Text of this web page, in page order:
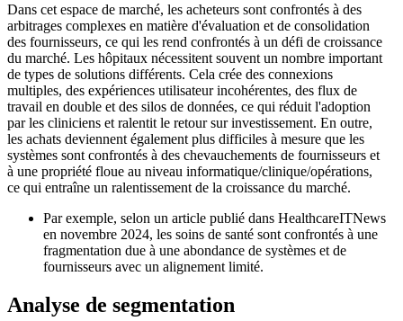
Dans cet espace de marché, les acheteurs sont confrontés à des
arbitrages complexes en matière d'évaluation et de consolidation
des fournisseurs, ce qui les rend confrontés à un défi de croissance
du marché. Les hôpitaux nécessitent souvent un nombre important
de types de solutions différents. Cela crée des connexions
multiples, des expériences utilisateur incohérentes, des flux de
travail en double et des silos de données, ce qui réduit l'adoption
par les cliniciens et ralentit le retour sur investissement. En outre,
les achats deviennent également plus difficiles à mesure que les
systèmes sont confrontés à des chevauchements de fournisseurs et
à une propriété floue au niveau informatique/clinique/opérations,
ce qui entraîne un ralentissement de la croissance du marché.
Par exemple, selon un article publié dans HealthcareITNews
en novembre 2024, les soins de santé sont confrontés à une
fragmentation due à une abondance de systèmes et de
fournisseurs avec un alignement limité.
Analyse de segmentation